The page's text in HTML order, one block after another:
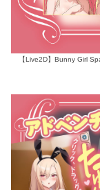
【Live2D】Bunny Girl